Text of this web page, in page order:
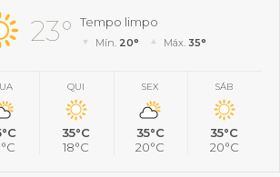
23° Tempo limpo
Mín. 20° Máx. 35°
QUI
35°C
18°C
SEX
35°C
20°C
SÁB
35°C
20°C